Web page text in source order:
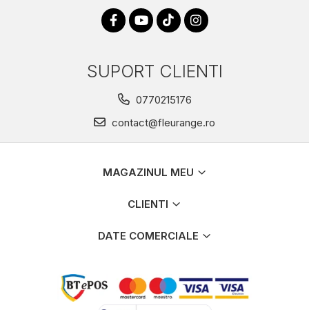
SUPORT CLIENTI
0770215176
contact@fleurange.ro
MAGAZINUL MEU
CLIENTI
DATE COMERCIALE